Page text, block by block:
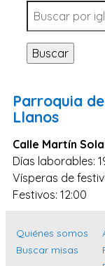
Navarra
Valladolid
Sevilla
Santa Cruz
Islas Baleares
Las Palmas
Málaga
Toledo
Buscar
Parroquia
Llanos
Calle Martín
Días laborables:
Vísperas de
Festivos: 12:00
Quiénes somos
Buscar misas